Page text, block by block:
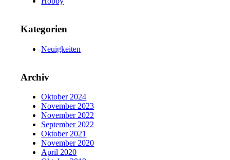
Kategorien
Neuigkeiten
Archiv
Oktober 2024
November 2023
November 2022
September 2022
Oktober 2021
November 2020
April 2020